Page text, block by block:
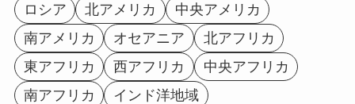
ロシア
北アメリカ
中央アメリカ
南アメリカ
オセアニア
北アフリカ
東アフリカ
西アフリカ
中央アフリカ
南アフリカ
インド洋地域